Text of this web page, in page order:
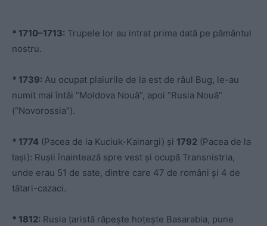
* 1710–1713: Trupele lor au intrat prima dată pe pământul
nostru.
* 1739: Au ocupat plaiurile de la est de râul Bug, le-au
numit mai întâi “Moldova Nouă”, apoi “Rusia Nouă”
(“Novorossia”).
* 1774 (Pacea de la Kuciuk-Kainargi) și 1792 (Pacea de la
Iași): Rușii înaintează spre vest și ocupă Transnistria,
unde erau 51 de sate, dintre care 47 de români și 4 de
tătari-cazaci.
* 1812: Rusia țaristă răpește hoțește Basarabia, pune